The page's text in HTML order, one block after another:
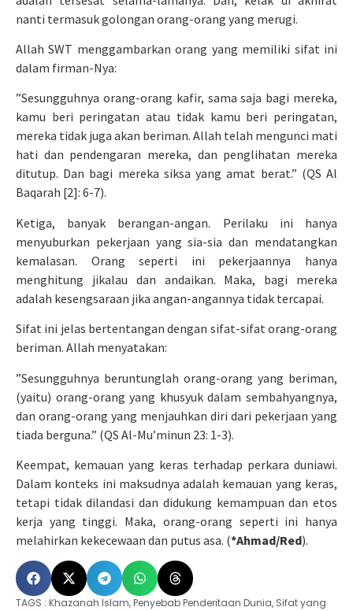
nanti termasuk golongan orang-orang yang merugi.
Allah SWT menggambarkan orang yang memiliki sifat ini
dalam firman-Nya:
”Sesungguhnya orang-orang kafir, sama saja bagi mereka,
kamu beri peringatan atau tidak kamu beri peringatan,
mereka tidak juga akan beriman. Allah telah mengunci mati
hati dan pendengaran mereka, dan penglihatan mereka
ditutup. Dan bagi mereka siksa yang amat berat.” (QS Al
Baqarah [2]: 6-7).
Ketiga, banyak berangan-angan. Perilaku ini hanya
menyuburkan pekerjaan yang sia-sia dan mendatangkan
kemalasan. Orang seperti ini pekerjaannya hanya
menghitung jikalau dan andaikan. Maka, bagi mereka
adalah kesengsaraan jika angan-angannya tidak tercapai.
Sifat ini jelas bertentangan dengan sifat-sifat orang-orang
beriman. Allah menyatakan:
”Sesungguhnya beruntunglah orang-orang yang beriman,
(yaitu) orang-orang yang khusyuk dalam sembahyangnya,
dan orang-orang yang menjauhkan diri dari pekerjaan yang
tiada berguna.” (QS Al-Mu’minun 23: 1-3).
Keempat, kemauan yang keras terhadap perkara duniawi.
Dalam konteks ini maksudnya adalah kemauan yang keras,
tetapi tidak dilandasi dan didukung kemampuan dan etos
kerja yang tinggi. Maka, orang-orang seperti ini hanya
melahirkan kekecewaan dan putus asa. (*Ahmad/Red).
TAGS : Khazanah Islam,Penyebab Penderitaan Dunia, Sifat yang